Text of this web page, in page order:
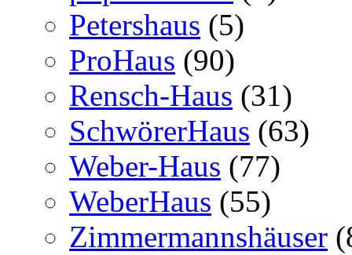
Petershaus (5)
ProHaus (90)
Rensch-Haus (31)
SchwörerHaus (63)
Weber-Haus (77)
WeberHaus (55)
Zimmermannshäuser